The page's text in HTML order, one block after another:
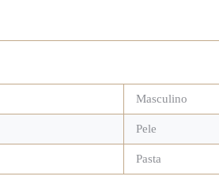
Masculino
Pele
Pasta